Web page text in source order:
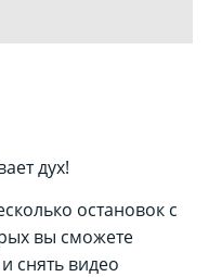
дух!
остановок с
вы сможете
снять видео